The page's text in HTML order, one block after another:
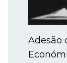
Adesão